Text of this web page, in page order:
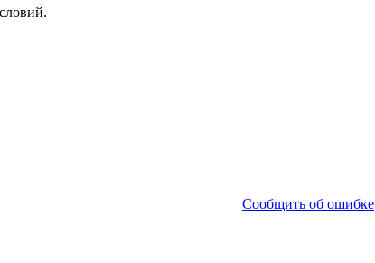
Сообщить об ошибке